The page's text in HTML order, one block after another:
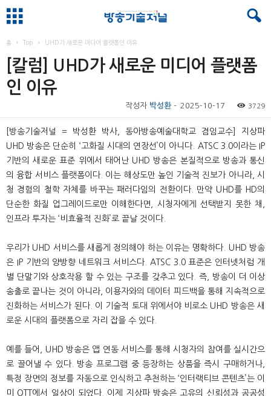
홈 Top UHD가 새로운 미디어 플랫폼인 이유
[칼럼] UHD가 새로운 미디어 플랫폼
인 이유
작성자 박성환 - 2025-10-17 3729
[방송기술저널 = 박성환 박사, 동아방송예술대학교 겸임교수] 지상파
UHD 방송은 단순히 ‘고화질 시대의 연장선’이 아니다. ATSC 3.0이라는 IP
기반의 새로운 표준 위에서 태어난 UHD 방송은 본질적으로 방송과 통신
의 융합 서비스 플랫폼이다. 이는 해상도만 높인 기술적 진보가 아니라, 시
청 경험의 철학 자체를 바꾸는 패러다임의 전환이다. 만약 UHD를 HD의
단순한 화질 업그레이드로만 이해한다면, 시청자에게 선택받지 못한 채,
인프라 투자는 ‘비효율적 진화’로 끝날 것이다.
우리가 UHD 서비스를 새롭게 정의해야 하는 이유는 명확하다. UHD 방송
은 IP 기반의 양방향 네트워크 서비스다. ATSC 3.0 표준은 인터넷처럼 개
별 단말기와 상호작용 할 수 있는 구조를 갖추고 있다. 즉, 방송이 더 이상
송출로 끝나는 것이 아니라, 이용자와의 데이터 피드백을 통해 지속적으로
진화하는 서비스가 된다. 이 기술적 토대 위에서야 비로소 UHD 방송은 새
로운 시대의 플랫폼으로 자리 잡을 수 있다.
예를 들어, UHD 방송은 앱 연동 서비스를 통해 시청자의 참여를 실시간으
로 끌어낼 수 있다. 방송 프로그램 중 등장하는 상품을 즉시 구매하거나,
특정 장면의 정보를 자동으로 인식하고 추천하는 ‘인터랙티브 콘텐츠’는 이
미 OTT에서 일상이 되었다. 이제 지상파 방송은 고유의 신뢰성과 공공성